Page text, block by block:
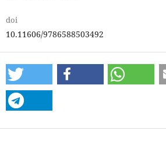
doi
10.11606/9786588503492